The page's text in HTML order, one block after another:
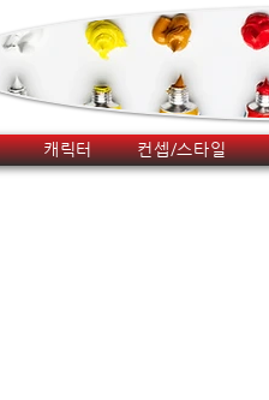
캐릭터 컨셉/스타일